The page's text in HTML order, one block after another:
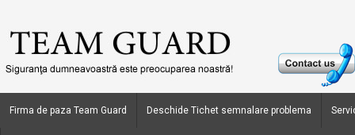
Firma de paza Team Guard Deschide Tichet semnalare problema